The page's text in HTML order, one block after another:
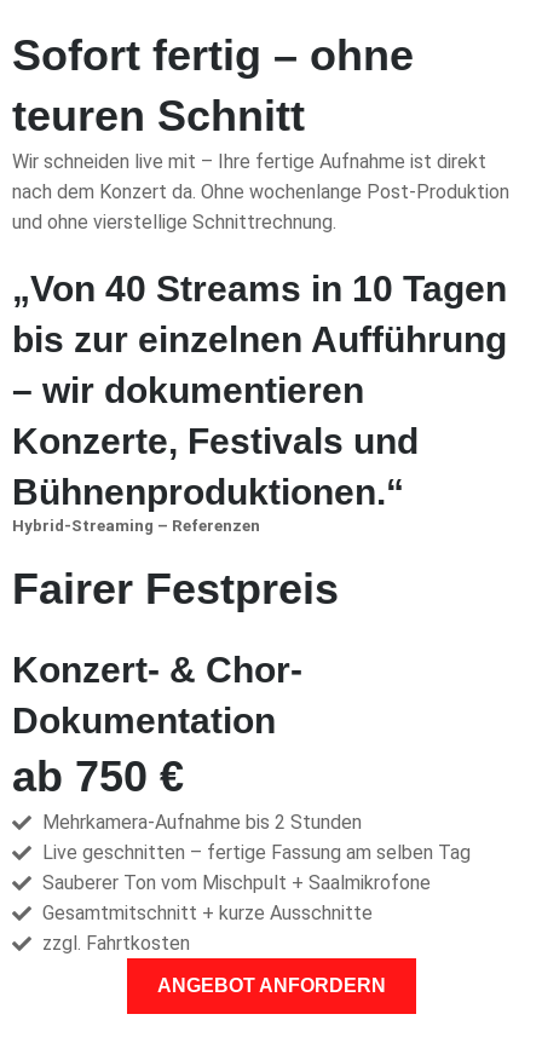
Sofort fertig – ohne
teuren Schnitt
Wir schneiden live mit – Ihre fertige Aufnahme ist direkt
nach dem Konzert da. Ohne wochenlange Post-Produktion
und ohne vierstellige Schnittrechnung.
„Von 40 Streams in 10 Tagen
bis zur einzelnen Aufführung
– wir dokumentieren
Konzerte, Festivals und
Bühnenproduktionen.“
Hybrid-Streaming – Referenzen
Fairer Festpreis
Konzert- & Chor-
Dokumentation
ab 750 €
Mehrkamera-Aufnahme bis 2 Stunden
Live geschnitten – fertige Fassung am selben Tag
Sauberer Ton vom Mischpult + Saalmikrofone
Gesamtmitschnitt + kurze Ausschnitte
zzgl. Fahrtkosten
ANGEBOT ANFORDERN